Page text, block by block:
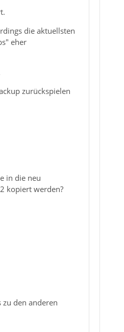
die aktuellsten
eher
zurückspielen
in die neu
kopiert werden?
den anderen